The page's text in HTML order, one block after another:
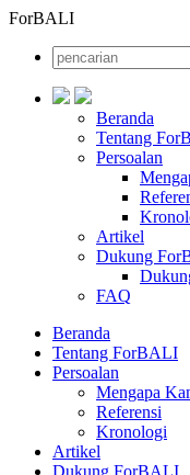
ForBALI
Beranda
Tentang
Persoalan
Artikel
Dukung
FAQ
Beranda
Tentang ForBALI
Persoalan
Mengapa
Referensi
Kronologi
Artikel
Dukung ForBALI